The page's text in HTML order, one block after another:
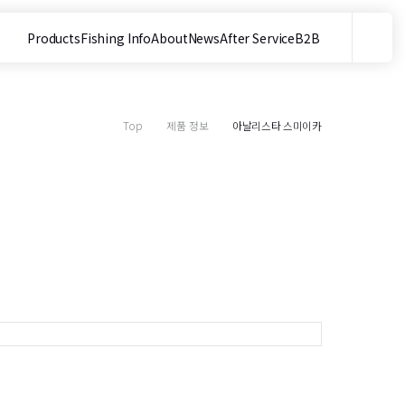
ProductsFishing InfoAboutNewsAfter ServiceB2B
이트 내 검색
Top 제품 정보 아날리스타 스미이카